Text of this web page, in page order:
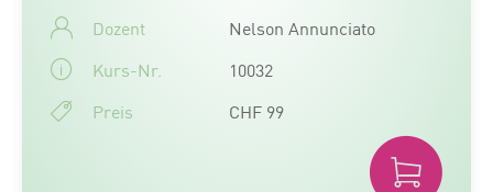
Dozent
Nelson Annunciato
Kurs-Nr.
10032
Preis
CHF 99